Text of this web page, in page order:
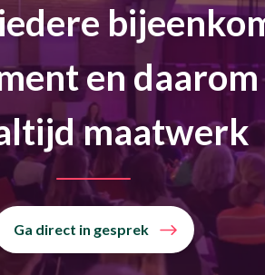
en
maatwerk
Ga direct in gesprek